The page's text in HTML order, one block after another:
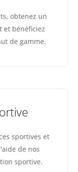
obtenez un
et bénéficiez
de gamme.
sportives et
de nos
sportive.